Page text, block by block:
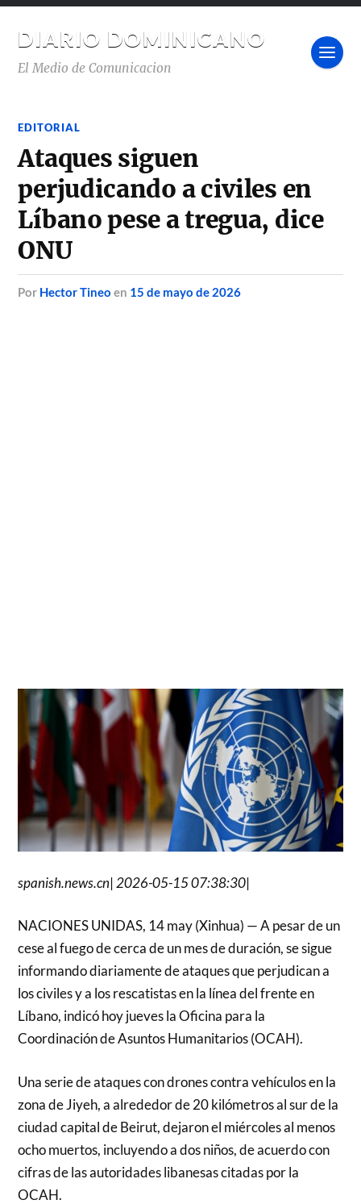
DIARIO DOMINICANO
El Medio de Comunicacion
EDITORIAL
Ataques siguen
perjudicando a civiles en
Líbano pese a tregua, dice
ONU
por Hector Tineo en 15 de mayo de 2026
spanish.news.cn| 2026-05-15 07:38:30|
NACIONES UNIDAS, 14 may (Xinhua) — A pesar de un
cese al fuego de cerca de un mes de duración, se sigue
informando diariamente de ataques que perjudican a
los civiles y a los rescatistas en la línea del frente en
Líbano, indicó hoy jueves la Oficina para la
Coordinación de Asuntos Humanitarios (OCAH).
Una serie de ataques con drones contra vehículos en la
zona de Jiyeh, a alrededor de 20 kilómetros al sur de la
ciudad capital de Beirut, dejaron el miércoles al menos
ocho muertos, incluyendo a dos niños, de acuerdo con
cifras de las autoridades libanesas citadas por la
OCAH.